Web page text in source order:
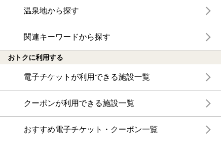
温泉地から探す
関連キーワードから探す
おトクに利用する
電子チケットが利用できる施設一覧
クーポンが利用できる施設一覧
おすすめ電子チケット・クーポン一覧